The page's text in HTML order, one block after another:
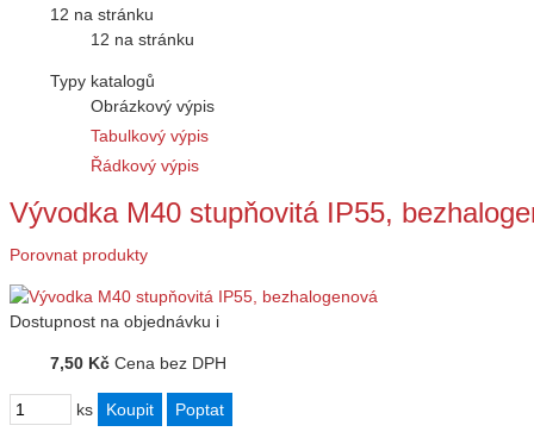
12 na stránku
12 na stránku
Typy katalogů
Obrázkový výpis
Tabulkový výpis
Řádkový výpis
Vývodka M40 stupňovitá IP55,
Porovnat produkty
Dostupnost na objednávku i
7,50 Kč Cena bez DPH
ks